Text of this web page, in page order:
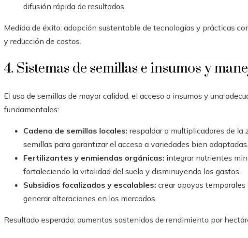
difusión rápida de resultados.
Medida de éxito: adopción sustentable de tecnologías y prácticas
y reducción de costos.
4. Sistemas de semillas e insumos y
El uso de semillas de mayor calidad, el acceso a insumos y una
fundamentales:
Cadena de semillas locales: respaldar a multiplicadores de la
semillas para garantizar el acceso a variedades bien adaptadas.
Fertilizantes y enmiendas orgánicas: integrar nutrientes
fortaleciendo la vitalidad del suelo y disminuyendo los gastos.
Subsidios focalizados y escalables: crear apoyos
generar alteraciones en los mercados.
Resultado esperado: aumentos sostenidos de rendimiento por